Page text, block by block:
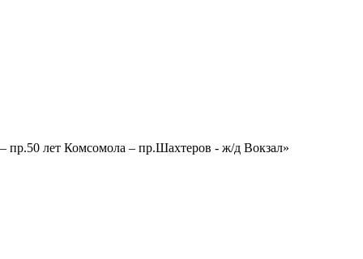
пр.50 лет Комсомола – пр.Шахтеров - ж/д Вокзал»